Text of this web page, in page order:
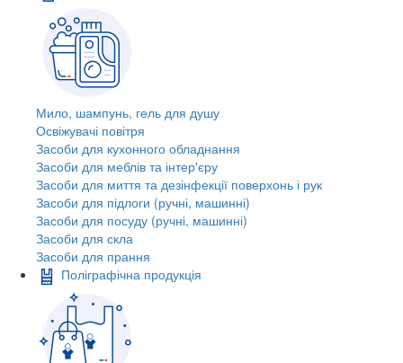
Мило, шампунь, гель для душу
Освіжувачі повітря
Засоби для кухонного обладнання
Засоби для меблів та інтер'єру
Засоби для миття та дезінфекції поверхонь і рук
Засоби для підлоги (ручні, машинні)
Засоби для посуду (ручні, машинні)
Засоби для скла
Засоби для прання
Поліграфічна продукція